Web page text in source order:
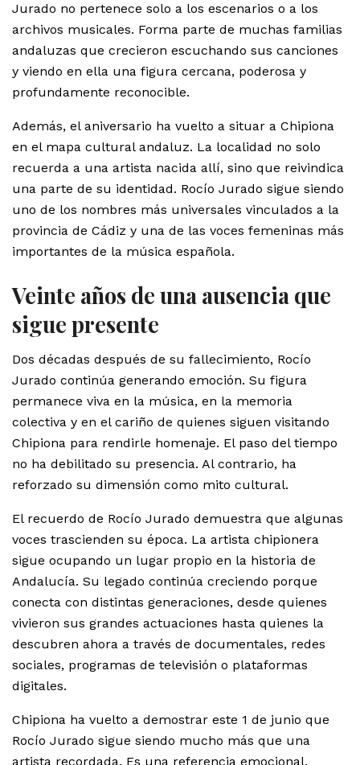
Jurado no pertenece solo a los escenarios o a los
archivos musicales. Forma parte de muchas familias
andaluzas que crecieron escuchando sus canciones
y viendo en ella una figura cercana, poderosa y
profundamente reconocible.
Además, el aniversario ha vuelto a situar a Chipiona
en el mapa cultural andaluz. La localidad no solo
recuerda a una artista nacida allí, sino que reivindica
una parte de su identidad. Rocío Jurado sigue siendo
uno de los nombres más universales vinculados a la
provincia de Cádiz y una de las voces femeninas más
importantes de la música española.
Veinte años de una ausencia que
sigue presente
Dos décadas después de su fallecimiento, Rocío
Jurado continúa generando emoción. Su figura
permanece viva en la música, en la memoria
colectiva y en el cariño de quienes siguen visitando
Chipiona para rendirle homenaje. El paso del tiempo
no ha debilitado su presencia. Al contrario, ha
reforzado su dimensión como mito cultural.
El recuerdo de Rocío Jurado demuestra que algunas
voces trascienden su época. La artista chipionera
sigue ocupando un lugar propio en la historia de
Andalucía. Su legado continúa creciendo porque
conecta con distintas generaciones, desde quienes
vivieron sus grandes actuaciones hasta quienes la
descubren ahora a través de documentales, redes
sociales, programas de televisión o plataformas
digitales.
Chipiona ha vuelto a demostrar este 1 de junio que
Rocío Jurado sigue siendo mucho más que una
artista recordada. Es una referencia emocional,